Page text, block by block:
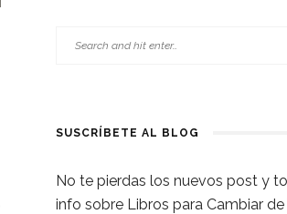
SUSCRÍBETE AL BLOG
No te pierdas los nuevos post y
info sobre Libros para Cambiar de